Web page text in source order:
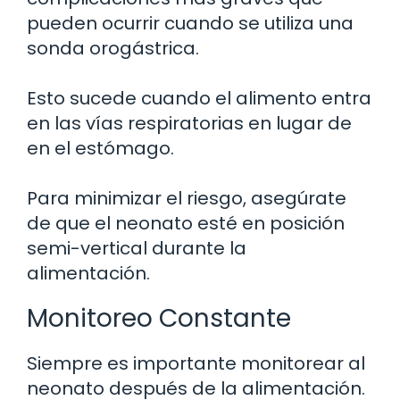
pueden ocurrir cuando se utiliza una
sonda orogástrica.
Esto sucede cuando el alimento entra
en las vías respiratorias en lugar de
en el estómago.
Para minimizar el riesgo, asegúrate
de que el neonato esté en posición
semi-vertical durante la
alimentación.
Monitoreo Constante
Siempre es importante monitorear al
neonato después de la alimentación.